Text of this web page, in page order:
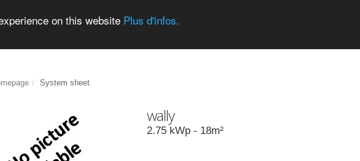
on this website Plus d'infos.
System sheet
wally
2.75 kWp - 18m²